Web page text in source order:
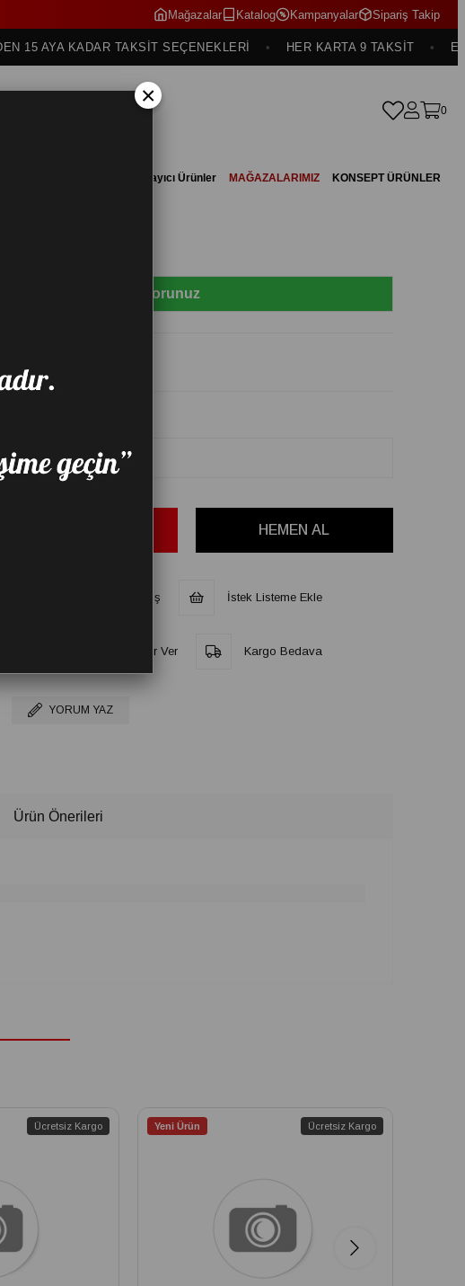
Mağazalar Katalog Kampanyalar Sipariş Takip
AYA KADAR TAKSİT SEÇENEKLERİ HER KARTA 9 TAKSİT
0
Tamamlayıcı Ürünler MAĞAZALARIMIZ KONSEPT ÜRÜNLER
Fiyat Sorunuz
(KDV Dahil)
Telefonla Sipariş İstek Listeme Ekle
Fiyat Düşünce Haber Ver Kargo Bedava
YORUM YAZ
Ürün Önerileri
Ücretsiz Kargo Yeni Ürün Ücretsiz Kargo
×